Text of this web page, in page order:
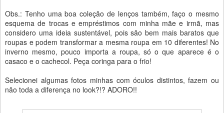
Obs.: Tenho uma boa coleção de lenços também, faço o mesmo
esquema de trocas e empréstimos com minha mãe e irmã, mas
considero uma ideia sustentável, pois são bem mais baratos que
roupas e podem transformar a mesma roupa em 10 diferentes! No
inverno mesmo, pouco importa a roupa, só o que aparece é o
casaco e o cachecol. Peça coringa para o frio!
Selecionei algumas fotos minhas com óculos distintos, fazem ou
não toda a diferença no look?!? ADORO!!